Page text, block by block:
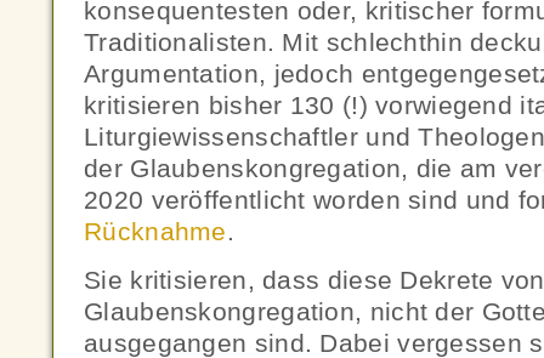
konsequentesten oder, kritischer
Traditionalisten. Mit schlechthin
Argumentation, jedoch
kritisieren bisher 130 (!) vorwiegend
Liturgiewissenschaftler und
der Glaubenskongregation, die am
2020 veröffentlicht worden sind und
Rücknahme.
Sie kritisieren, dass diese Dekrete
Glaubenskongregation, nicht der
ausgegangen sind. Dabei vergessen